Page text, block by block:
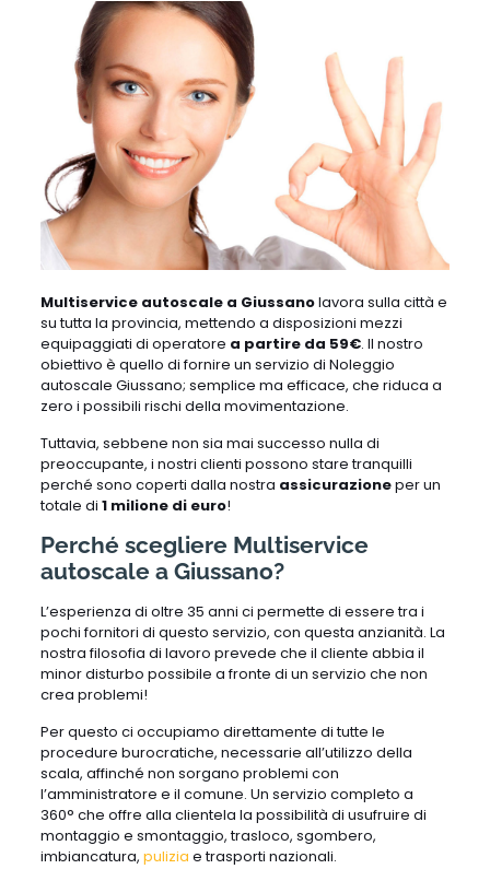
Multiservice autoscale a Giussanolavora sulla città e
su tutta la provincia, mettendo a disposizioni mezzi
equipaggiati di operatore a partire da 59€. Il nostro
obiettivo è quello di fornire un servizio di Noleggio
autoscale Giussano; semplice ma efficace, che riduca a
zero i possibili rischi della movimentazione.
Tuttavia, sebbene non sia mai successo nulla di
preoccupante, i nostri clienti possono stare tranquilli
perché sono coperti dalla nostra assicurazioneper un
totale di 1 milione di euro!
Perché scegliere Multiservice
autoscale a Giussano?
L’esperienza di oltre 35 anni ci permette di essere tra i
pochi fornitori di questo servizio, con questa anzianità. La
nostra filosofia di lavoro prevede che il cliente abbia il
minor disturbo possibile a fronte di un servizio che non
crea problemi!
Per questo ci occupiamo direttamente di tutte le
procedure burocratiche, necessarie all’utilizzo della
scala, affinché non sorgano problemi con
l’amministratore e il comune. Un servizio completo a
360° che offre alla clientela la possibilità di usufruire di
montaggio e smontaggio, trasloco, sgombero,
imbiancatura, pulizia e trasporti nazionali.